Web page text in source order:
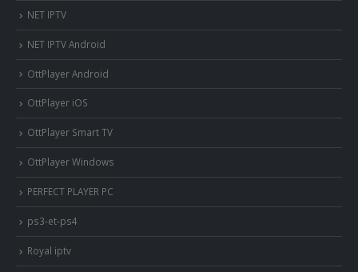
NET IPTV
NET IPTV Android
OttPlayer Android
OttPlayer iOS
OttPlayer Smart TV
OttPlayer Windows
PERFECT PLAYER PC
ps3-et-ps4
Royal iptv